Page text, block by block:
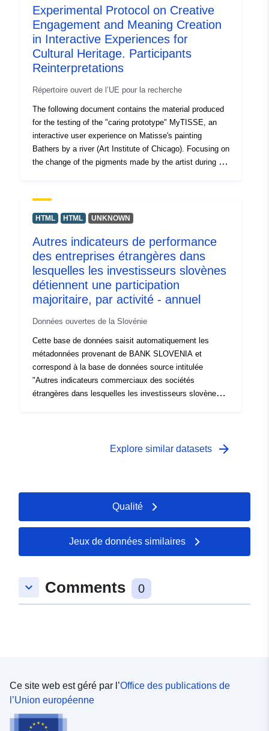
prioritaires dans ces territoires. les actions menées dans
ce cadre peuvent bénéficier du fonds de financement de
la transition énergétique. Source : DDT 15 à partir de
sources diverses (exploitants, RTE et autres), 2018.
Experimental Protocol on Creative
Engagement and Meaning Creation
in Interactive Experiences for
Cultural Heritage. Participants
Reinterpretations
Répertoire ouvert de l’UE pour la recherche
The following document contains the material produced
for the testing of the "caring prototype" MyTISSE, an
interactive user experience on Matisse's painting
Bathers by a river (Art Institute of Chicago). Focusing on
the change of the pigments made by the artist during the
This pubblication contains the images of participants'
reinterpretations. All the participants agreed to the reuse
in an ad hoc privacy form.
HTML HTML UNKNOWN
Autres indicateurs de performance
des entreprises étrangères dans
lesquelles les investisseurs slovènes
détiennent une participation
majoritaire, par activité - annuel
Données ouvertes de la Slovénie
Cette base de données saisit automatiquement les
métadonnées provenant de BANK SLOVENIA et
correspond à la base de données source intitulée
"Autres indicateurs commerciaux des sociétés
étrangères dans lesquelles les investisseurs slovènes
vous pouvez accéder à la page du portail source pour un
d'impression et de le stocker dans différents formats,
ainsi que d'afficher et d'imprimer des tableaux de taille
illimitée et quelques analyses statistiques de base et
Explore similar datasets arrow_forward
Qualité
Jeux de données similaires
keyboard_arrow_down Comments 0
Ce site web est géré par l’Office des publications de
l’Union européenne